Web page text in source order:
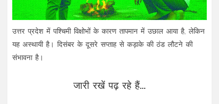
उत्तर प्रदेश में पश्चिमी विक्षोभों के कारण तापमान में उछाल आया है, लेकिन
यह अस्थायी है। दिसंबर के दूसरे सप्ताह से कड़ाके की ठंड लौटने की
संभावना है।
जारी रखें पढ़ रहे हैं...